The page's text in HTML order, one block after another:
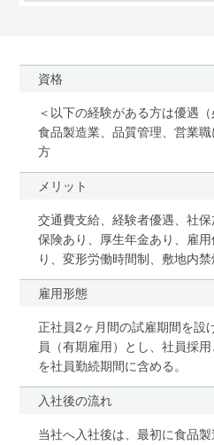
資格
＜以下の経験がある方は優遇
食品製造業、品質管理、営業
方
メリット
交通費支給、経験者優遇、社
保険あり、厚生年金あり、雇
り、変形労働時間制、敷地内禁
雇用形態
正社員2ヶ月間の試雇期間を設
員（有期雇用）とし、社員採
を社員勤続期間に含める。
入社後の流れ
当社へ入社後は、最初に食品